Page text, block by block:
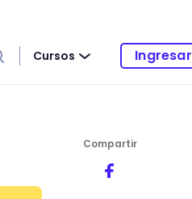
Cursos Ingresar
Compartir